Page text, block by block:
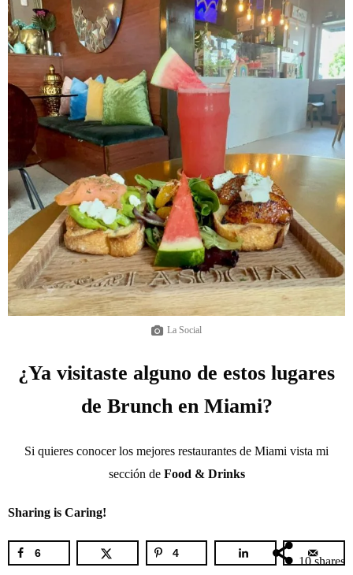
La Social
¿Ya visitaste alguno de estos lugares
de Brunch en Miami?
Si quieres conocer los mejores restaurantes de Miami vista mi
sección deFood & Drinks
Sharing is Caring!
10 shares
6 4